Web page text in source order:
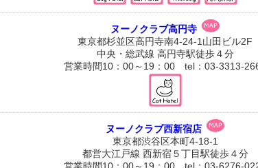
ヌーノクラブ高円寺
東京都杉並区高円寺南4-24-1山田ビル2F
中央・総武線 高円寺駅徒歩４分
営業時間10：00～19：00 tel：03-3313-
ヌーノクラブ西新宿店
東京都渋谷区本町4-18-1
都営大江戸線 西新宿５丁目駅徒歩４分